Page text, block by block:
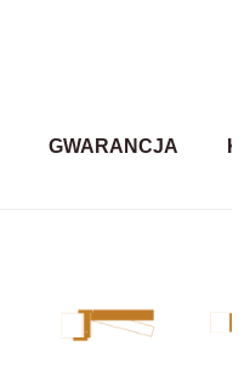
GWARANCJA